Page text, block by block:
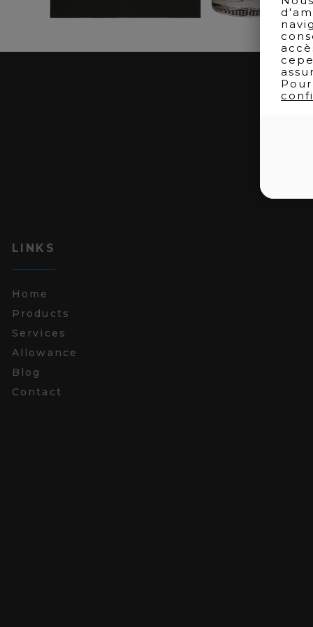
LINKS
Home
Products
Services
Allowance
Blog
Contact